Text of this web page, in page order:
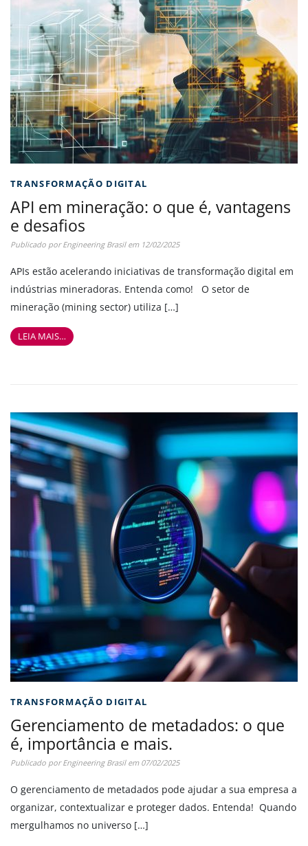
TRANSFORMAÇÃO DIGITAL
API em mineração: o que é, vantagens
e desafios
Publicado porEngineering Brasilem 12/02/2025
APIs estão acelerando iniciativas de transformação digital em
indústrias mineradoras. Entenda como! O setor de
mineração (mining sector) utiliza […]
LEIA MAIS…
TRANSFORMAÇÃO DIGITAL
Gerenciamento de metadados: o que
é, importância e mais.
Publicado porEngineering Brasilem 07/02/2025
O gerenciamento de metadados pode ajudar a sua empresa a
organizar, contextualizar e proteger dados. Entenda! Quando
mergulhamos no universo […]